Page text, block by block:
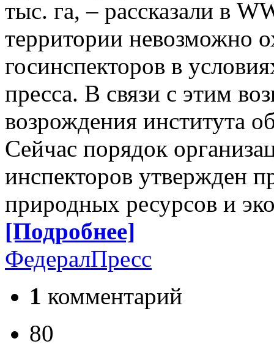
тыс. га, – рассказали в
территории невозможно
госинспекторов в
пресса. В связи с этим
возрождения института
Сейчас порядок
инспекторов утвержден
природных ресурсов и
[Подробнее]
ФедералПресс
1 комментарий
80